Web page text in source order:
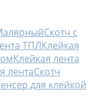
Скотч с
ТПЛКлейкая
Клейкая лента
лентаСкотч
для клейкой